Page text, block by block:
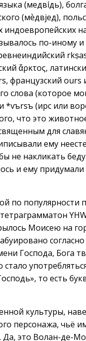
(медві́дь),
(мѐдвјед),
индоевропейских
по-иному
ἄρκτος,
французский ours
слова (которое
*vъrsъ (ирс или
что это
для
ему
не накликать
и ему придумали
по популярности
Моисею на
Господа, Бога
стало
то есть
культуры,
персонажа, чьё
Да, это Волан-де-